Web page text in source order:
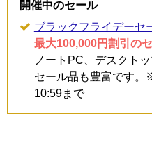
開催中のセール
ブラックフライデーセ
最大100,000円割引の
ノートPC、デスクト
セール品も豊富です。
10:59まで